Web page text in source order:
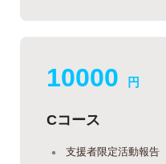
10000 円
Cコース
支援者限定活動報告